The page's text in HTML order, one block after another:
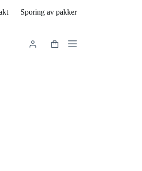
Sporing av pakker
Handlekurv